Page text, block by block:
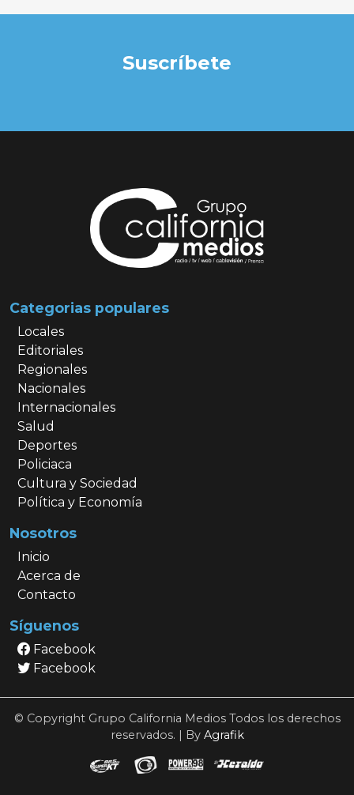
Suscríbete
Categorias populares
Locales
Editoriales
Regionales
Nacionales
Internacionales
Salud
Deportes
Policiaca
Cultura y Sociedad
Política y Economía
Nosotros
Inicio
Acerca de
Contacto
Síguenos
Facebook
Facebook
© Copyright Grupo California Medios Todos los derechos
reservados. | By Agrafik